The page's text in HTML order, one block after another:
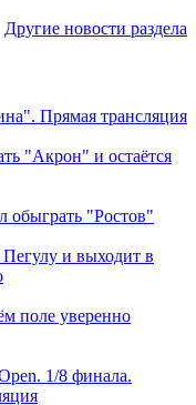
Другие новости раздела
Прямая трансляция
"Акрон" и остаётся
обыграть "Ростов"
и выходит в
поле уверенно
1/8 финала.